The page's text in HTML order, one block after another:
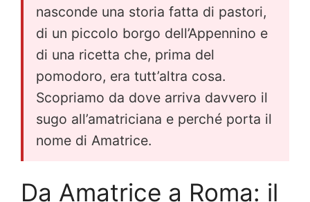
nasconde una storia fatta di pastori,
di un piccolo borgo dell’Appennino e
di una ricetta che, prima del
pomodoro, era tutt’altra cosa.
Scopriamo da dove arriva davvero il
sugo all’amatriciana e perché porta il
nome di Amatrice.
Da Amatrice a Roma: il